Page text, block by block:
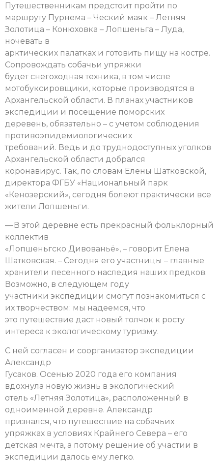
Путешественникам предстоит пройти по
маршруту Пурнема – Ческий маяк – Летняя
Золотица – Конюховка – Лопшеньга – Луда,
ночевать в
арктических палатках и готовить пищу на костре.
Сопровождать собачьи упряжки
будет снегоходная техника, в том числе
мотобуксировщики, которые производятся в
Архангельской области. В планах участников
экспедиции и посещение поморских
деревень, обязательно – с учетом соблюдения
противоэпидемиологических
требований. Ведь и до труднодоступных уголков
Архангельской области добрался
коронавирус. Так, по словам Елены Шатковской,
директора ФГБУ «Национальный парк
«Кенозерский», сегодня болеют практически все
жители Лопшеньги.
— В этой деревне есть прекрасный фольклорный
коллектив
«Лопшеньгско Дивованьё», – говорит Елена
Шатковская. – Сегодня его участницы – главные
хранители песенного наследия наших предков.
Возможно, в следующем году
участники экспедиции смогут познакомиться с
их творчеством: мы надеемся, что
это путешествие даст новый толчок к росту
интереса к экологическому туризму.
С ней согласен и соорганизатор экспедиции
Александр
Гусаков. Осенью 2020 года его компания
вдохнула новую жизнь в экологический
отель «Летняя Золотица», расположенный в
одноименной деревне. Александр
признался, что путешествие на собачьих
упряжках в условиях Крайнего Севера – его
детская мечта, а потому решение об участии в
экспедиции далось ему легко.